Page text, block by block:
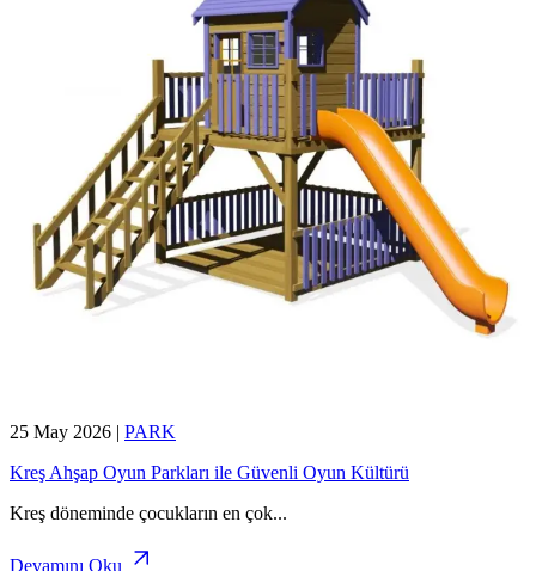
25 May 2026 | PARK
Kreş Ahşap Oyun Parkları ile Güvenli Oyun Kültürü
Kreş döneminde çocukların en çok...
Devamını Oku